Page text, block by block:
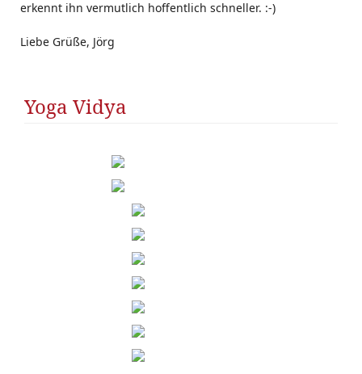
erkennt ihn vermutlich hoffentlich schneller. :-)
Liebe Grüße, Jörg
Yoga Vidya